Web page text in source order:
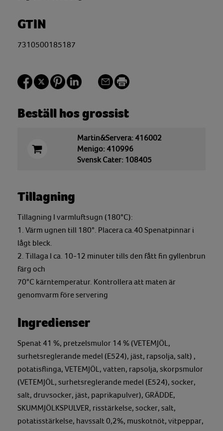
GTIN
7310500185187
Beställ hos grossist
Martin&Servera: 416002
Menigo: 410996
Svensk Cater: 108405
Tillagning
Tillagning I varmluftsugn (180°C):
1. Värm ugnen till 180°. Placera ca.40 Spenatpinnar i
lågt bleck.
2. Tillaga I ca. 10-12 minuter tills den fått fin gyllenbrun
färg och
70°C kärntemperatur. Kontrollera att maten är
genomvarm före servering
Ingredienser
Spenat 41 %, pretzelsmulor 14 % (VETEMJÖL,
surhetsreglerande medel (E524), jäst, rapsolja, salt) ,
potatisflinga, VETEMJÖL, vatten, rapsolja, skorpsmulor
(VETEMJÖL, surhetsreglerande medel (E524), socker,
salt, druvsocker, jäst, paprikapulver), GRÄDDE,
SKUMMJÖLKSPULVER, risstärkelse, socker, salt,
potatisstärkelse, havssalt 0,2%, muskotnöt, vitpeppar,